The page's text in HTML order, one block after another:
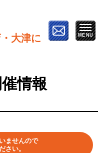
大津に
【ZOOMで開催】オン
情報
ませんので
さい。